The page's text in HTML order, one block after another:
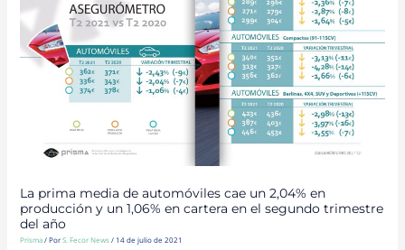
La prima media de automóviles cae un 2,04% en
producción y un 1,06% en cartera en el segundo trimestre
del año
Prisma/ PorS. Fecor News/ 14 de julio de 2021
AUTOMÓVILES
CAE
UN
2,04%
EN
PRODUCCIÓN
Y
UN
1,06%
EN
CARTERA
EN
SEGUNDO
TRIMESTRE